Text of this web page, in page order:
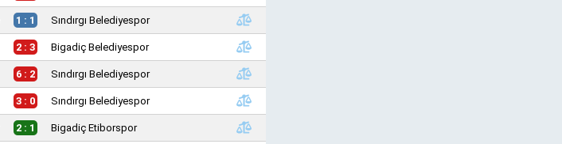
1 : 1 Sındırgı Belediyespor
2 : 3 Bigadiç Belediyespor
6 : 2 Sındırgı Belediyespor
3 : 0 Sındırgı Belediyespor
2 : 1 Bigadiç Etiborspor